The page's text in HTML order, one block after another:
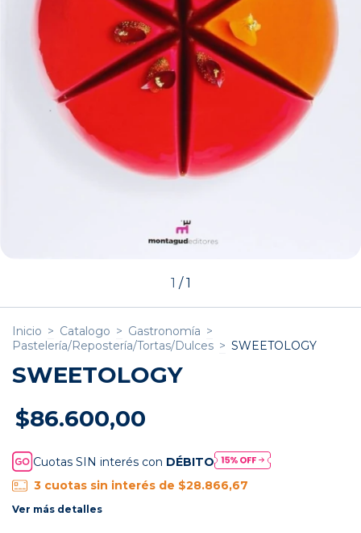
1 /1
Inicio > Catalogo > Gastronomía >
Pastelería/Repostería/Tortas/Dulces > SWEETOLOGY
SWEETOLOGY
$86.600,00
Cuotas SIN interés con DÉBITO
3 cuotas sin interés de $28.866,67
Ver más detalles